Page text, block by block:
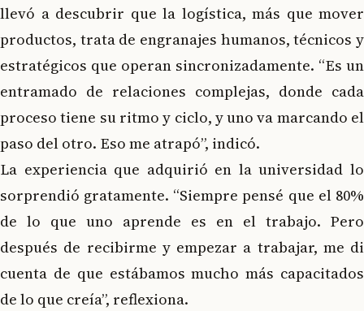
llevó a descubrir que la logística, más que mover
productos, trata de engranajes humanos, técnicos y
estratégicos que operan sincronizadamente. “Es un
entramado de relaciones complejas, donde cada
proceso tiene su ritmo y ciclo, y uno va marcando el
paso del otro. Eso me atrapó”, indicó.
La experiencia que adquirió en la universidad lo
sorprendió gratamente. “Siempre pensé que el 80%
de lo que uno aprende es en el trabajo. Pero
después de recibirme y empezar a trabajar, me di
cuenta de que estábamos mucho más capacitados
de lo que creía”, reflexiona.